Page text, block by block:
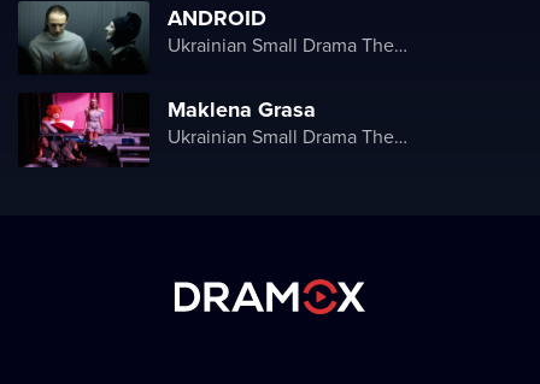
ANDROID
Ukrainian Small Drama Theater
Maklena Grasa
Ukrainian Small Drama Theater